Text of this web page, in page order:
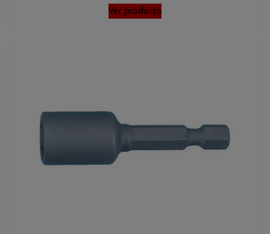
Ver producto